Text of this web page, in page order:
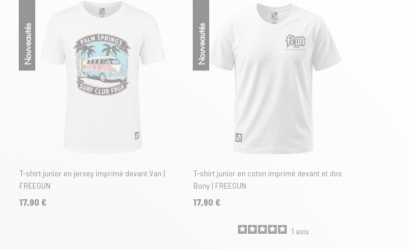
Nouveautés
T-shirt junior en jersey imprimé devant Van |
FREEGUN
17,90 €
Nouveautés
T-shirt junior en coton imprimé devant et dos
Bony | FREEGUN
17,90 €
1 avis